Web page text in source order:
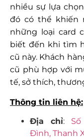
nhiều sự lựa
đó có thể khiến
những loại card
biết đến khi tìm
cũ này. Khách
cũ phù hợp với
tế, sở thích,
Thông tin liên hệ:
Địa chỉ:
Đình, Thanh